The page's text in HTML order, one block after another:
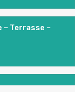
– Terrasse –